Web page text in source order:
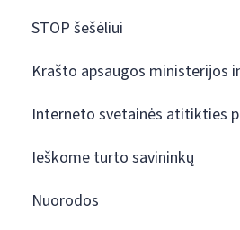
STOP šešėliui
Krašto apsaugos ministerijos
Interneto svetainės atitikties
Ieškome turto savininkų
Nuorodos